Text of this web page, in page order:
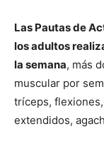
Las Pautas de
los adultos
la semana, más
muscular por
tríceps,
extendidos,